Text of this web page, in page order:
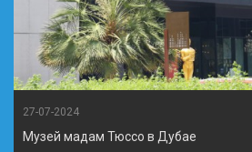
27-07-2024
Музей мадам Тюссо в Дубае